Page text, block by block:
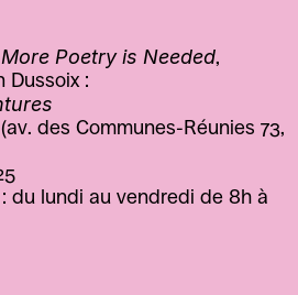
More Poetry is Needed,
Dussoix :
des Communes-Réunies 73,
: du lundi au vendredi de 8h à